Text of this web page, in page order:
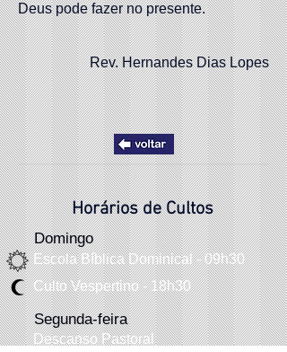
Deus pode fazer no presente.
Rev. Hernandes Dias Lopes
Horários de Cultos
Escola Bíblica Dominical - 09h30
Domingo
Culto Vespertino - 18h30
Segunda-feira
Descanso Pastoral